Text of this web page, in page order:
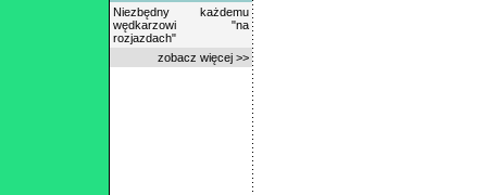
Niezbędny każdemu
wędkarzowi "na
rozjazdach"
zobacz więcej >>